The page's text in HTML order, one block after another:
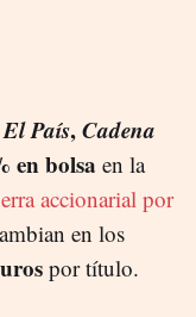
El País,Cadena
en bolsa en la
accionarial por
en los
por título.